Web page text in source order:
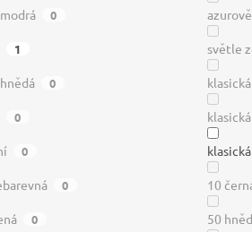
0
1 světle
0
0
0
0 10
0 50